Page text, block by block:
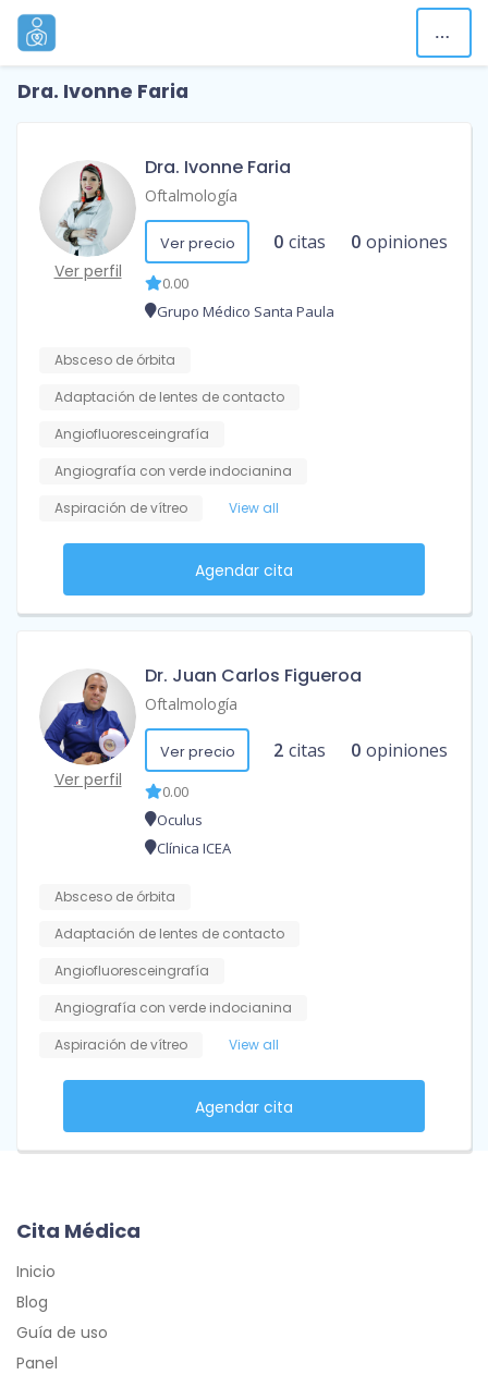
Dra. Ivonne Faria
Ver perfil
Dra. Ivonne Faria
Oftalmología
Ver precio 0 citas 0 opiniones
0.00
Grupo Médico Santa Paula
Absceso de órbita
Adaptación de lentes de contacto
Angiofluoresceingrafía
Angiografía con verde indocianina
Aspiración de vítreo
View all
Agendar cita
Ver perfil
Dr. Juan Carlos Figueroa
Oftalmología
Ver precio 2 citas 0 opiniones
0.00
Oculus
Clínica ICEA
Absceso de órbita
Adaptación de lentes de contacto
Angiofluoresceingrafía
Angiografía con verde indocianina
Aspiración de vítreo
View all
Agendar cita
Cita Médica
Inicio
Blog
Guía de uso
Panel